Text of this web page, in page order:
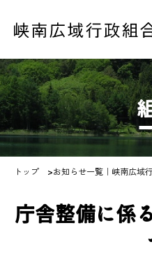
トップ >お知らせ一覧｜峡南広域
庁舎整備に係